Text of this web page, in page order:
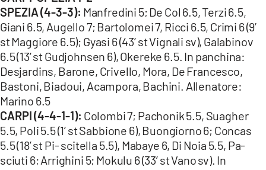
SPEZIA (4-3-3): Manfredini 5; De Col 6.5, Terzi 6.5,
Giani 6.5, Augello 7; Bartolomei 7, Ricci 6.5, Crimi 6 (9’
st Maggiore 6.5); Gyasi 6 (43’ st Vignali sv), Galabinov
6.5 (13’ st Gudjohnsen 6), Okereke 6.5. In panchina:
Desjardins, Barone, Crivello, Mora, De Francesco,
Bastoni, Biadoui, Acampora, Bachini. Allenatore:
Marino 6.5
CARPI (4-4-1-1): Colombi 7; Pachonik 5.5, Suagher
5.5, Poli 5.5 (1’ st Sabbione 6), Buongiorno 6; Concas
5.5 (18’ st Pi- scitella 5.5), Mabaye 6, Di Noia 5.5, Pa-
sciuti 6; Arrighini 5; Mokulu 6 (33’ st Vano sv). In